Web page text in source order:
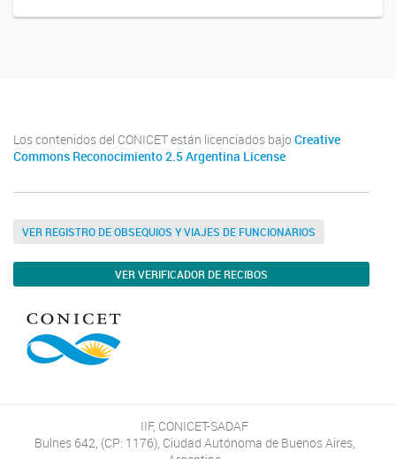
Los contenidos del CONICET están licenciados bajo Creative
Commons Reconocimiento 2.5 Argentina License
VER REGISTRO DE OBSEQUIOS Y VIAJES DE FUNCIONARIOS
VER VERIFICADOR DE RECIBOS
IIF, CONICET-SADAF
Bulnes 642, (CP: 1176), Ciudad Autónoma de Buenos Aires,